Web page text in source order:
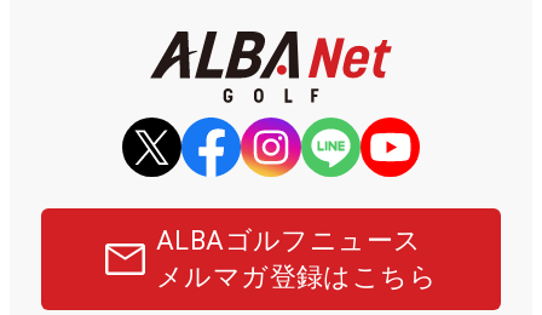
ALBAゴルフニュース
メルマガ登録はこちら